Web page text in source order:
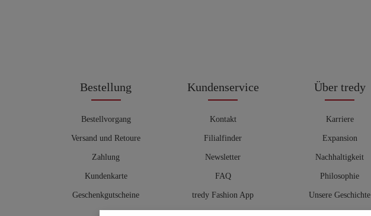
Bestellung
Bestellvorgang
Versand und Retoure
Zahlung
Kundenkarte
Geschenkgutscheine
Kundenservice
Kontakt
Filialfinder
Newsletter
FAQ
tredy Fashion App
Über tredy
Karriere
Expansion
Nachhaltigkeit
Philosophie
Unsere Geschichte